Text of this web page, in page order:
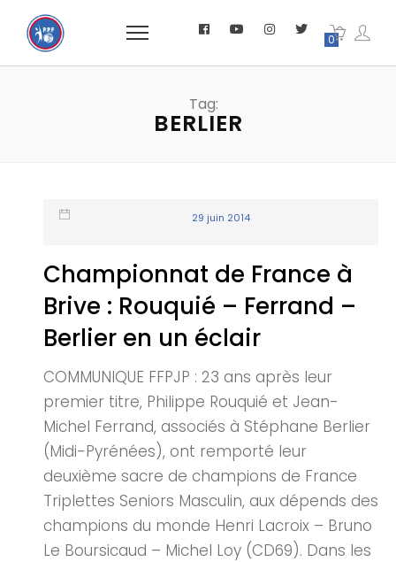
0
Tag:
BERLIER
29 juin 2014
Championnat de France à
Brive : Rouquié – Ferrand –
Berlier en un éclair
COMMUNIQUE FFPJP : 23 ans après leur
premier titre, Philippe Rouquié et Jean-
Michel Ferrand, associés à Stéphane Berlier
(Midi-Pyrénées), ont remporté leur
deuxième sacre de champions de France
Triplettes Seniors Masculin, aux dépends des
champions du monde Henri Lacroix – Bruno
Le Boursicaud – Michel Loy (CD69). Dans les